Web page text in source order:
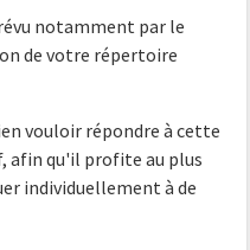
notamment par le
de votre répertoire
vouloir répondre à cette
afin qu'il profite au plus
individuellement à de